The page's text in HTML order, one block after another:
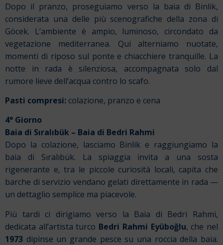
Dopo il pranzo, proseguiamo verso la baia di Binlik,
considerata una delle più scenografiche della zona di
Göcek. L’ambiente è ampio, luminoso, circondato da
vegetazione mediterranea. Qui alterniamo nuotate,
momenti di riposo sul ponte e chiacchiere tranquille. La
notte in rada è silenziosa, accompagnata solo dal
rumore lieve dell’acqua contro lo scafo.
Pasti compresi: colazione, pranzo e cena
4° Giorno
Baia di Sıralıbük – Baia di Bedri Rahmi
Dopo la colazione, lasciamo Binlik e raggiungiamo la
baia di Sıralıbük. La spiaggia invita a una sosta
rigenerante e, tra le piccole curiosità locali, capita che
barche di servizio vendano gelati direttamente in rada —
un dettaglio semplice ma piacevole.
Più tardi ci dirigiamo verso la Baia di Bedri Rahmi,
dedicata all’artista turco Bedri Rahmi Eyüboğlu, che nel
1973 dipinse un grande pesce su una roccia della baia.